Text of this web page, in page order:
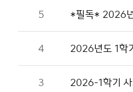
5 *필독* 2026
4 2026년도 1학
3 2026-1학기